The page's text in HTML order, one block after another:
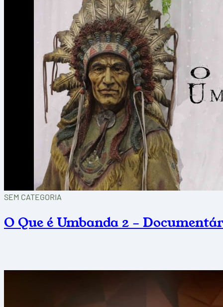
SEM CATEGORIA
O Que é Umbanda 2 –